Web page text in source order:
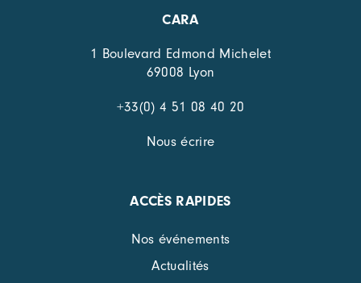
CARA
1 Boulevard Edmond Michelet
69008 Lyon
+33(0) 4 51 08 40 20
Nous écrire
ACCÈS RAPIDES
Nos événements
Actualités